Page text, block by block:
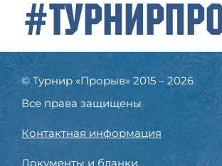
© Турнир «Прорыв» 2015 – 2026
Все права защищены
Контактная информация
Документы и бланки